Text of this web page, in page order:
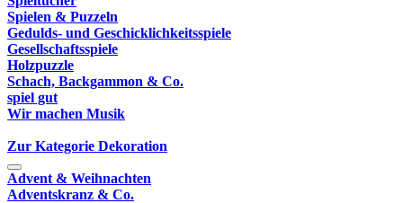
Spielen & Puzzeln
Gedulds- und Geschicklichkeitsspiele
Gesellschaftsspiele
Holzpuzzle
Schach, Backgammon & Co.
spiel gut
Wir machen Musik
Zur Kategorie Dekoration
Advent & Weihnachten
Adventskranz & Co.